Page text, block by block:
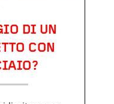
DI UN
CON